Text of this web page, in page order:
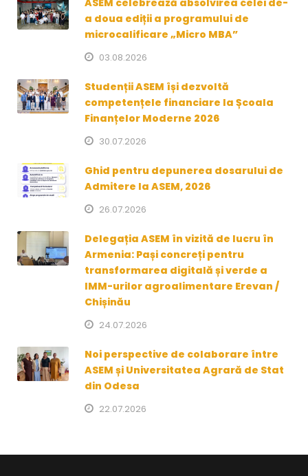
ASEM celebrează absolvirea celei de-
a doua ediții a programului de
microcalificare „Micro MBA”
03.08.2026
Studenții ASEM își dezvoltă
competențele financiare la Școala
Finanțelor Moderne 2026
30.07.2026
Ghid pentru depunerea dosarului de
Admitere la ASEM, 2026
26.07.2026
Delegația ASEM în vizită de lucru în
Armenia: Pași concreți pentru
transformarea digitală și verde a
IMM-urilor agroalimentare Erevan /
Chișinău
24.07.2026
Noi perspective de colaborare între
ASEM și Universitatea Agrară de Stat
din Odesa
22.07.2026